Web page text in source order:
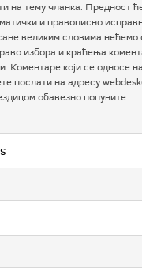
на тему чланка. Предност
и правописно
великим словима нећемо
избора и краћења
Коментаре који се односе
послати на адресу
обавезно попуните.